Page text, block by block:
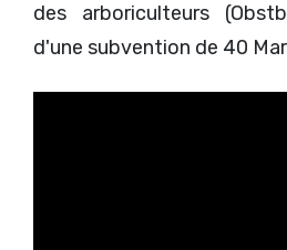
des arboriculteurs
d'une subvention de 40